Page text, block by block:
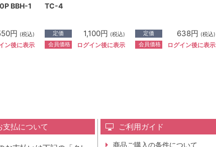
BBH-1
円 (税込)
ン後に表示
TC-4
定価 1,100円 (税込)
会員価格 ログイン後に表示
定価 638円 (税込)
会員価格 ログイン後に表示
支払について ご利用ガイド
商品ご購入の条件について